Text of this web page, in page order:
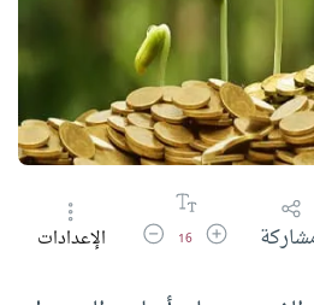
زيادة حجم الخط
16 تقليل حجم الخط
الإعدادات